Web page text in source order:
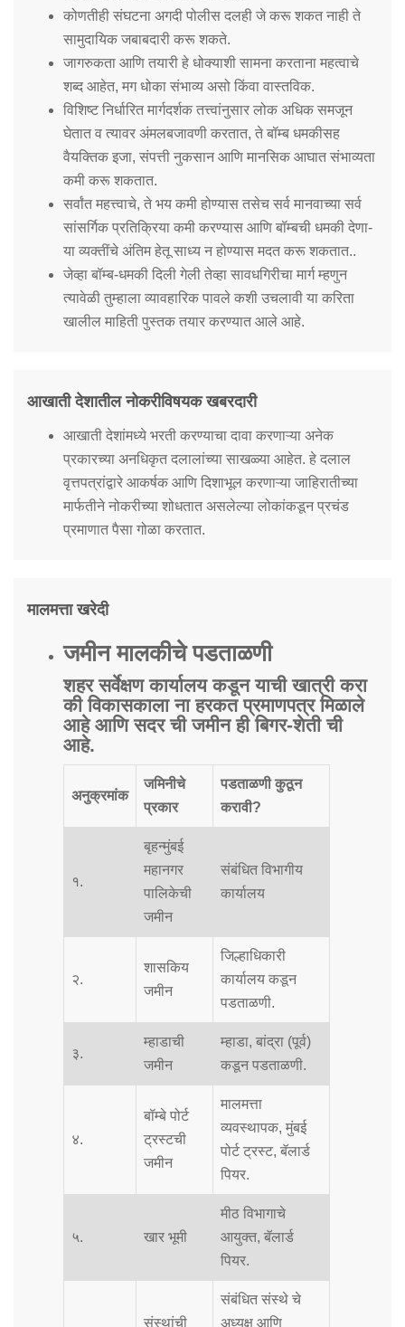
कोणतीही संघटना अगदी पोलीस दलही जे करू शकत नाही ते
सामुदायिक जबाबदारी करू शकते.
जागरुकता आणि तयारी हे धोक्याशी सामना करताना महत्वाचे
शब्द आहेत, मग धोका संभाव्य असो किंवा वास्तविक.
विशिष्ट निर्धारित मार्गदर्शक तत्त्वांनुसार लोक अधिक समजून
घेतात व त्यावर अंमलबजावणी करतात, ते बॉम्ब धमकीसह
वैयक्तिक इजा, संपत्ती नुकसान आणि मानसिक आघात संभाव्यता
कमी करू शकतात.
सर्वांत महत्त्वाचे, ते भय कमी होण्यास तसेच सर्व मानवाच्या सर्व
सांसर्गिक प्रतिक्रिया कमी करण्यास आणि बॉम्बची धमकी देणा-
या व्यक्तींचे अंतिम हेतू साध्य न होण्यास मदत करू शकतात..
जेव्हा बॉम्ब-धमकी दिली गेली तेव्हा सावधगिरीचा मार्ग म्हणुन
त्यावेळी तुम्हाला व्यावहारिक पावले कशी उचलावी या करिता
खालील माहिती पुस्तक तयार करण्यात आले आहे.
आखाती देशातील नोकरीविषयक खबरदारी
आखाती देशांमध्ये भरती करण्याचा दावा करणाऱ्या अनेक
प्रकारच्या अनधिकृत दलालांच्या साखळ्या आहेत. हे दलाल
वृत्तपत्रांद्वारे आकर्षक आणि दिशाभूल करणाऱ्या जाहिरातीच्या
मार्फतीने नोकरीच्या शोधतात असलेल्या लोकांकडून प्रचंड
प्रमाणात पैसा गोळा करतात.
मालमत्ता खरेदी
जमीन मालकीचे पडताळणी
शहर सर्वेक्षण कार्यालय कडून याची खात्री करा
की विकासकाला ना हरकत प्रमाणपत्र मिळाले
आहे आणि सदर ची जमीन ही बिगर-शेती ची
आहे.
अनुक्रमांक
जमिनीचे
प्रकार
पडताळणी कुठून
करावी?
१.
बृहन्मुंबई
महानगर
पालिकेची
जमीन
संबंधित विभागीय
कार्यालय
२.
शासकिय
जमीन
जिल्हाधिकारी
कार्यालय कडून
पडताळणी.
३.
म्हाडाची
जमीन
म्हाडा, बांद्रा (पूर्व)
कडून पडताळणी.
४.
बॉम्बे पोर्ट
ट्रस्टची
जमीन
मालमत्ता
व्यवस्थापक, मुंबई
पोर्ट ट्रस्ट, बॅलार्ड
पियर.
५. खार भूमी
मीठ विभागाचे
आयुक्त, बॅलार्ड
पियर.
संस्थांची
संबंधित संस्थे चे
अध्यक्ष आणि